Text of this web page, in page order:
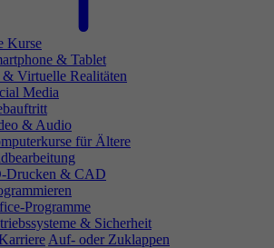
Kurse
& Tablet
Virtuelle Realitäten
Media
& Audio
für Ältere
Drucken & CAD
Programme
& Sicherheit
Auf- oder Zuklappen